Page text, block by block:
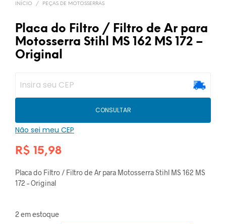
INÍCIO / PEÇAS DE MOTOSSERRAS
Placa do Filtro / Filtro de Ar para
Motosserra Stihl MS 162 MS 172 –
Original
CONSULTAR
Não sei meu CEP
R$ 15,98
Placa do Filtro / Filtro de Ar para Motosserra Stihl MS 162 MS
172 – Original
2 em estoque